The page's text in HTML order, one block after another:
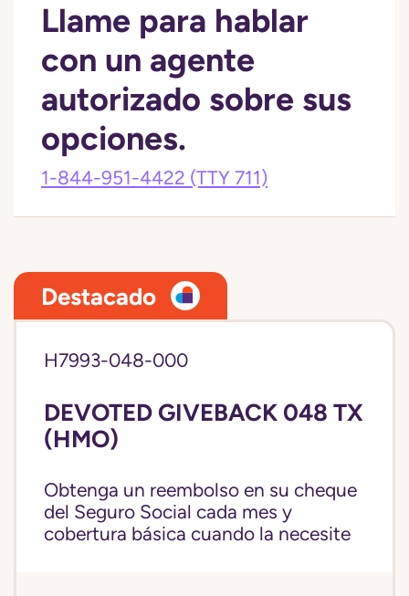
Llame para hablar
con un agente
autorizado sobre sus
opciones.
1-844-951-4422 (TTY 711)
Destacado
H7993-048-000
DEVOTED GIVEBACK 048 TX
(HMO)
Obtenga un reembolso en su cheque
del Seguro Social cada mes y
cobertura básica cuando la necesite